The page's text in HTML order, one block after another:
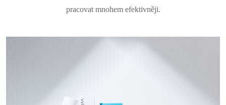
pracovat mnohem efektivněji.